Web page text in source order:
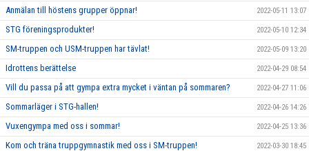
Anmälan till höstens grupper öppnar! 2022-05-11 13:07
STG föreningsprodukter! 2022-05-10 12:34
SM-truppen och USM-truppen har tävlat! 2022-05-09 13:20
Idrottens berättelse 2022-04-29 08:54
Vill du passa på att gympa extra mycket i väntan på sommaren? 2022-04-27 11:06
Sommarläger i STG-hallen! 2022-04-26 14:26
Vuxengympa med oss i sommar! 2022-04-25 13:36
Kom och träna truppgymnastik med oss i SM-truppen! 2022-03-30 18:45